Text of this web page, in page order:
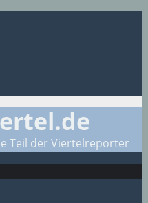
Teil der Viertelreporter